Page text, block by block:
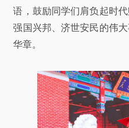
语，鼓励同学们肩负起时
强国兴邦、济世安民的伟
华章。